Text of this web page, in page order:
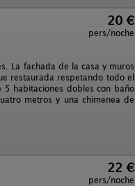
20 €
pers/noche
La fachada de la casa y muros
restaurada respetando todo el
habitaciones dobles con baño
metros y una chimenea de
22 €
pers/noche